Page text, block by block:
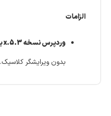
الزامات
وردپرس نسخه 5.3.x یا بالاتر
بدون ویرایشگر کلاسیک.